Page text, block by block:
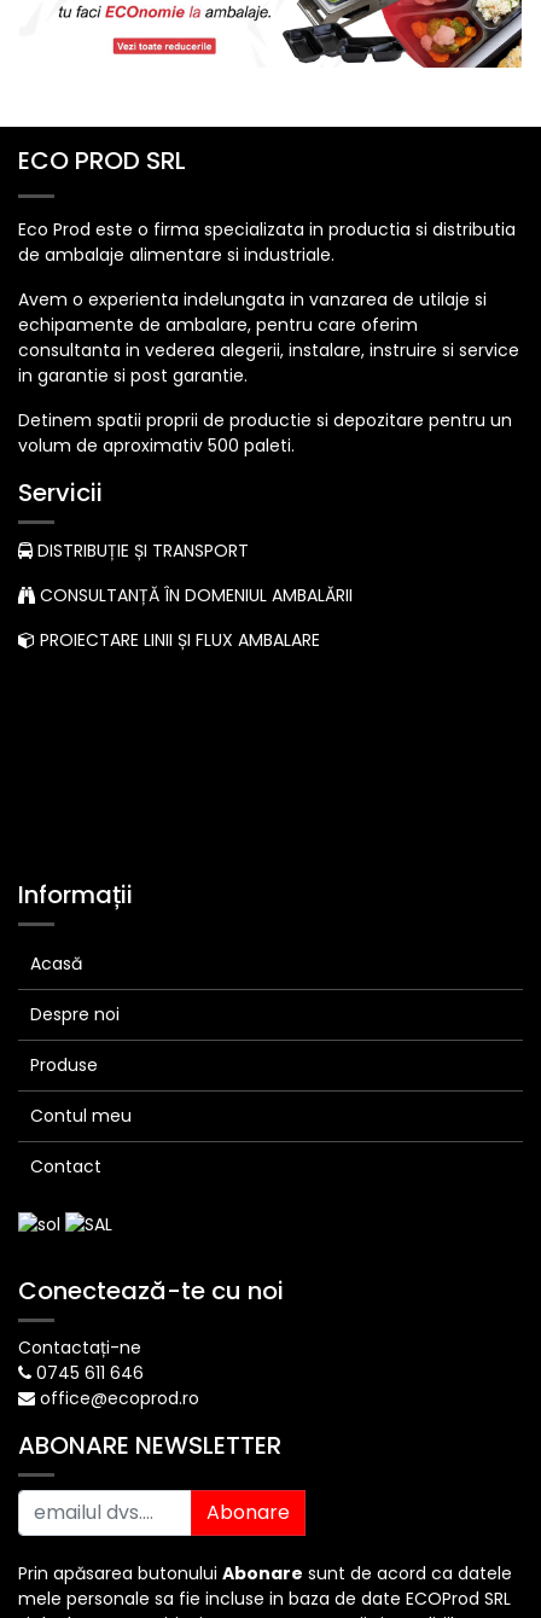
ECO PROD SRL
Eco Prod este o firma specializata in productia si distributia
de ambalaje alimentare si industriale.
Avem o experienta indelungata in vanzarea de utilaje si
echipamente de ambalare, pentru care oferim
consultanta in vederea alegerii, instalare, instruire si service
in garantie si post garantie.
Detinem spatii proprii de productie si depozitare pentru un
volum de aproximativ 500 paleti.
Servicii
DISTRIBUȚIE ȘI TRANSPORT
CONSULTANȚĂ ÎN DOMENIUL AMBALĂRII
PROIECTARE LINII ȘI FLUX AMBALARE
Informații
Acasă
Despre noi
Produse
Contul meu
Contact
Conectează-te cu noi
Contactați-ne
0745 611 646
office@ecoprod.ro
ABONARE NEWSLETTER
Abonare
Prin apăsarea butonului Abonare sunt de acord ca datele
mele personale sa fie incluse in baza de date ECOProd SRL